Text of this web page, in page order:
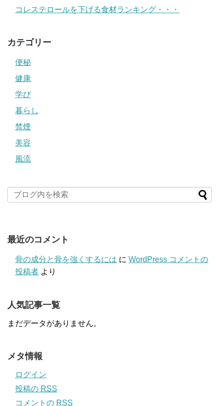
コレステロールを下げる食材ランキング・・・
カテゴリー
便秘
健康
学び
暮らし
禁煙
美容
風流
最近のコメント
骨の成分と骨を強くするには に WordPress コメントの
投稿者 より
人気記事一覧
まだデータがありません。
メタ情報
ログイン
投稿の RSS
コメントの RSS